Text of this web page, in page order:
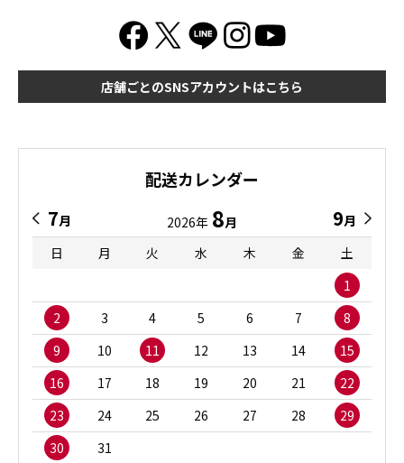
店舗ごとのSNSアカウントはこちら
配送カレンダー
7月 2026年 8月 9月
日
月 火 水 木 金
土
1
2
3 4 5 6 7
8
9
10 11 12 13 14
15
16
17 18 19 20 21
22
23
24 25 26 27 28
29
30
31